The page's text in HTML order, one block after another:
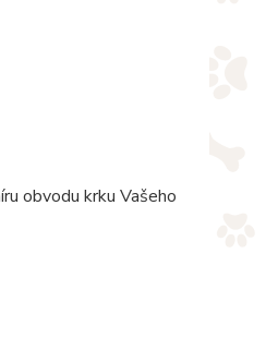
obvodu krku Vašeho